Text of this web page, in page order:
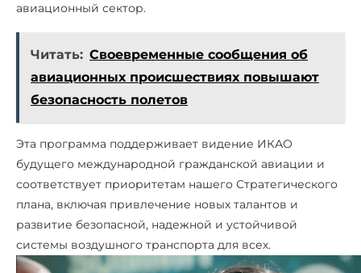
авиационный сектор.
Читать: Своевременные сообщения об
авиационных происшествиях повышают
безопасность полетов
Эта программа поддерживает видение ИКАО
будущего международной гражданской авиации и
соответствует приоритетам нашего Стратегического
плана, включая привлечение новых талантов и
развитие безопасной, надежной и устойчивой
системы воздушного транспорта для всех.